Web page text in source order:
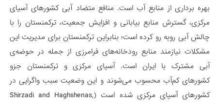
بهره برداری از منابع آب است. منافع متضاد آبی کشورهای آسیای
مرکزی، گسترش منابع بیابانی و افزایش جمعیت، ترکمنستان را با
چالش آبی روبه رو کرده است؛ بنابراین ترکمنستان برای مدیریت این
مشکلات نیازمند منابع رودخانه‌های فرامرزی از جمله در حوضه‌ی
آبی مشترک با ایران است. آسیای مرکزی و ترکمنستان جزو
کشورهای کم‌آب محسوب می‌شوند و این وضعیت سبب واگرایی در
کشورهای آسیای مرکزی شده است (Shirzadi and Haghshenas,